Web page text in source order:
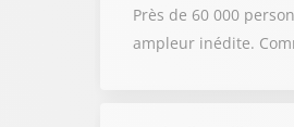
Près de 60 000
ampleur inédite.